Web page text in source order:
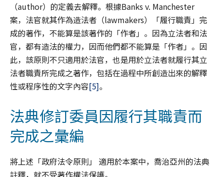
（author）的定義去解釋。根據Banks v. Manchester
案，法官就其作為造法者（lawmakers）「履行職責」完
成的著作，不能算是該著作的「作者」。因為立法者和法
官，都有造法的權力，因而他們都不能算是「作者」。因
此，該原則不只適用於法官，也是用於立法者就履行其立
法者職責所完成之著作，包括在過程中所創造出來的解釋
性或程序性的文字內容[5]。
法典修訂委員因履行其職責而
完成之彙編
將上述「政府法令原則」 適用於本案中，喬治亞州的法典